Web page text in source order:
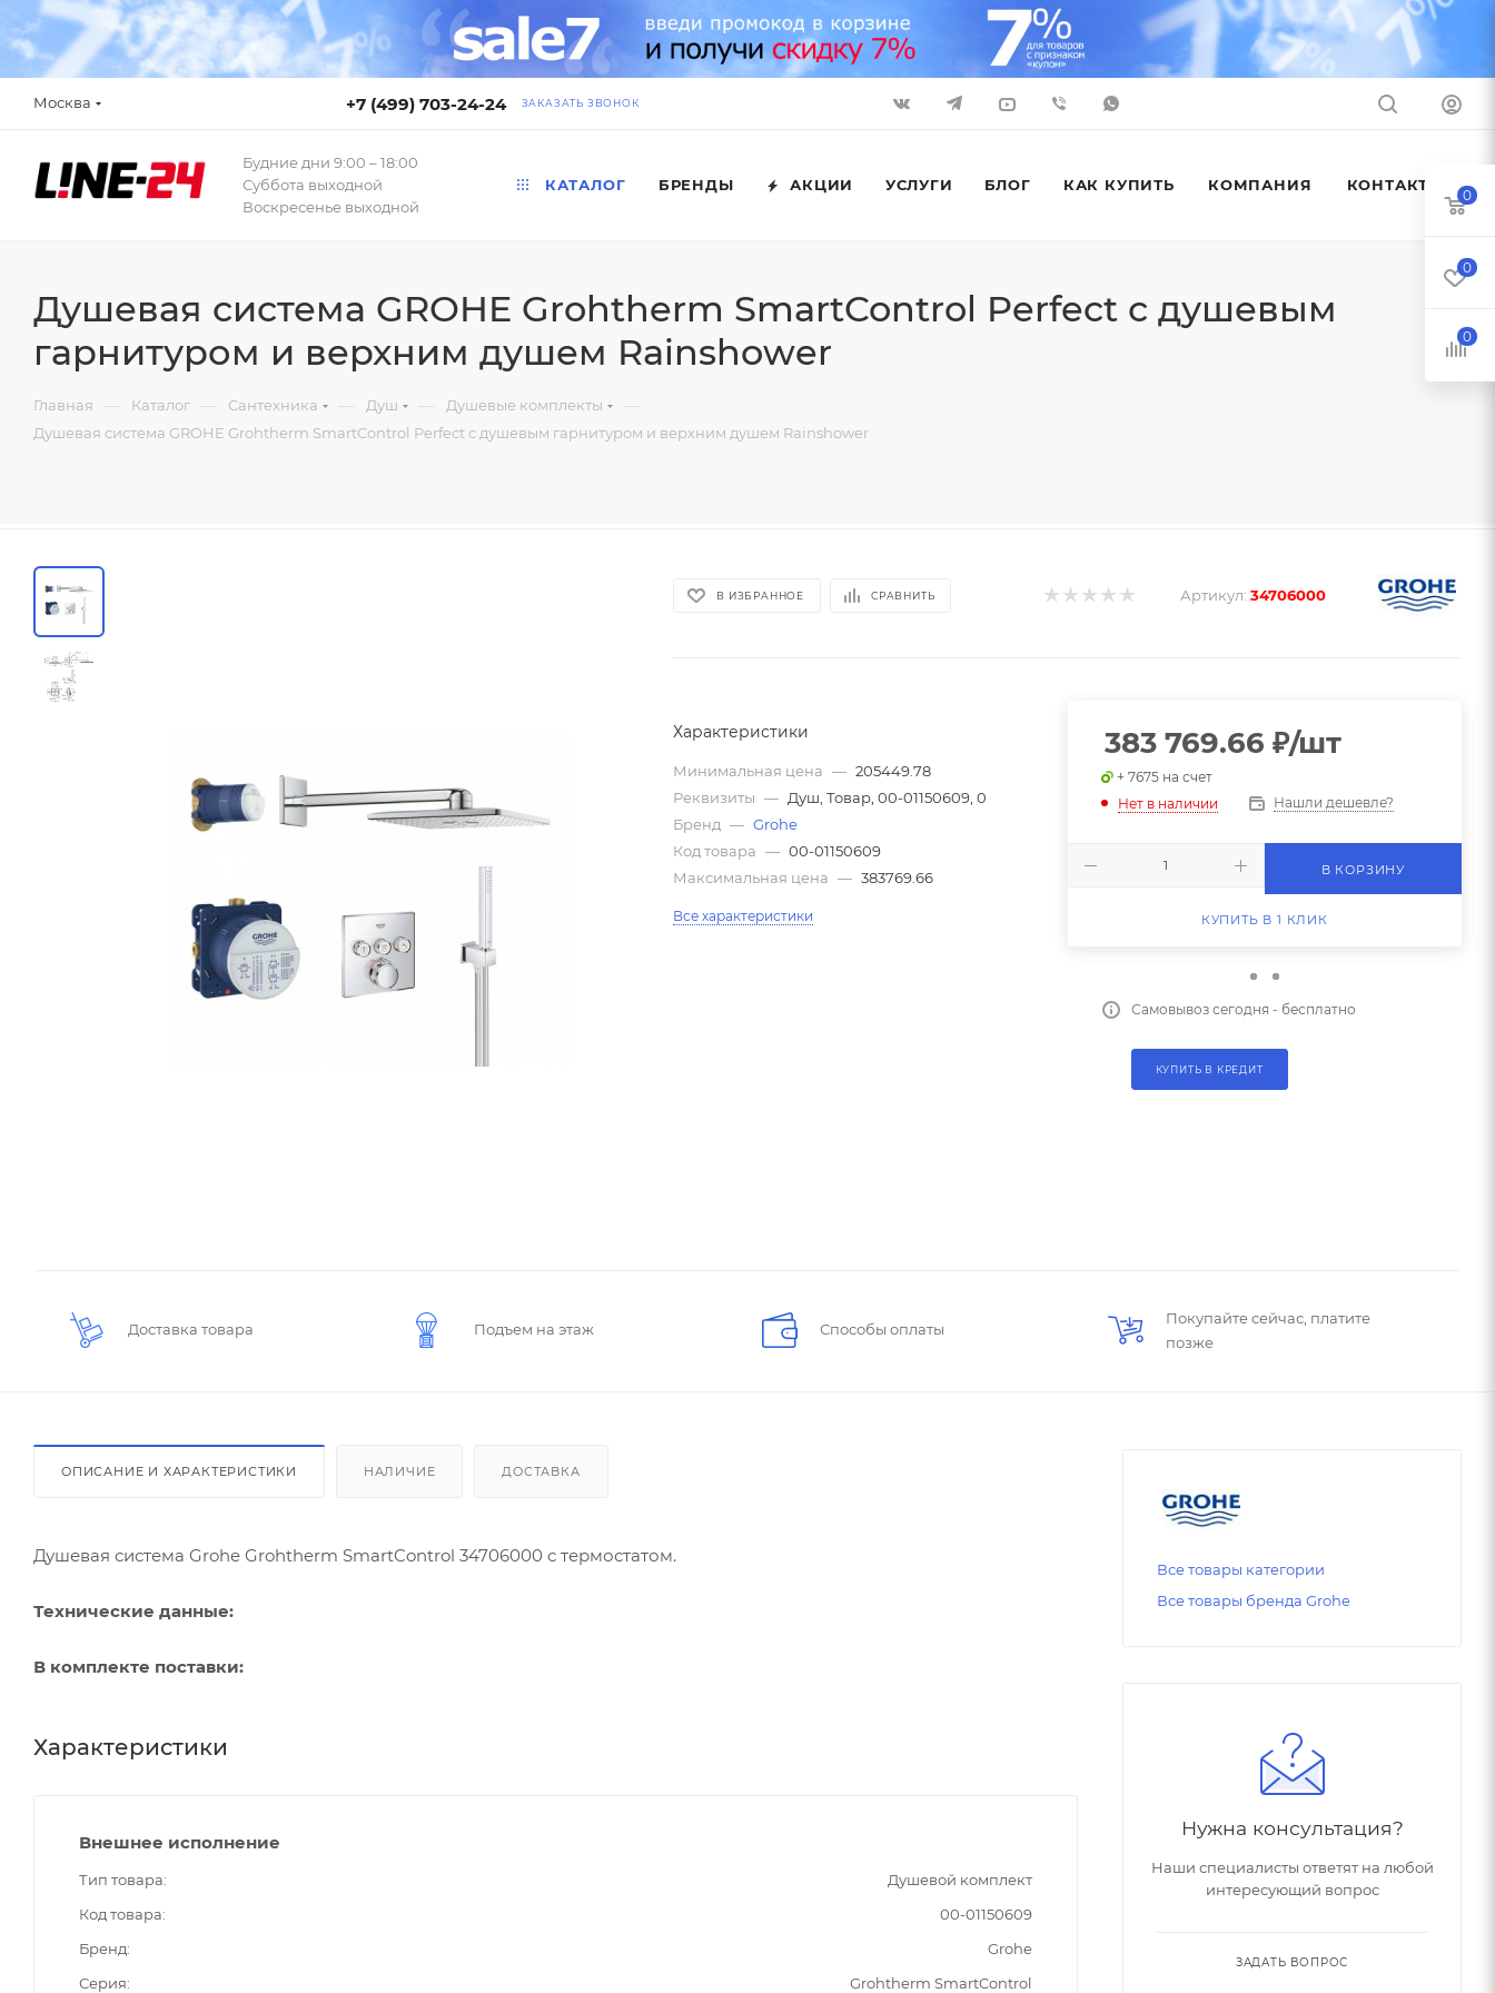
Москва +7 (499) 703-24-24 ЗАКАЗАТЬ ЗВОНОК
Будние дни 9:00 – 18:00
Суббота выходной
Воскресенье выходной
КАТАЛОГ БРЕНДЫ АКЦИИ УСЛУГИ БЛОГ КАК КУПИТЬ КОМПАНИЯ КОНТАКТЫ
Душевая система GROHE Grohtherm SmartControl Perfect с душевым
гарнитуром и верхним душем Rainshower
Главная — Каталог — Сантехника — Душ — Душевые комплекты —
Душевая система GROHE Grohtherm SmartControl Perfect с душевым гарнитуром и верхним душем Rainshower
В ИЗБРАННОЕ СРАВНИТЬ Артикул: 34706000
Характеристики
Минимальная цена — 205449.78
Реквизиты — Душ, Товар, 00-01150609, 0
Бренд — Grohe
Код товара — 00-01150609
Максимальная цена — 383769.66
Все характеристики
383 769.66 ₽/шт
+ 7675 на счет
Нет в наличии
Нашли дешевле?
В КОРЗИНУ
КУПИТЬ В 1 КЛИК
Самовывоз сегодня - бесплатно
КУПИТЬ В КРЕДИТ
Доставка товара Подъем на этаж Способы оплаты
Покупайте сейчас, платите
позже
ОПИСАНИЕ И ХАРАКТЕРИСТИКИ НАЛИЧИЕ ДОСТАВКА
Душевая система Grohe Grohtherm SmartControl 34706000 с термостатом.
Технические данные:
В комплекте поставки:
Характеристики
Внешнее исполнение
Тип товара
Душевой комплект
Код товара
00-01150609
Бренд
Grohe
Серия
Grohtherm SmartControl
Все товары категории
Все товары бренда Grohe
Нужна консультация?
Наши специалисты ответят на любой
интересующий вопрос
ЗАДАТЬ ВОПРОС
0
0
0